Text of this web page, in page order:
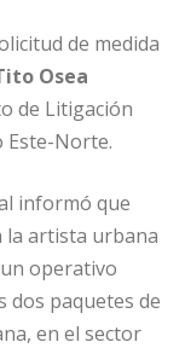
de medida
Osea
de Litigación
Este-Norte.
informó que
la artista urbana
operativo
dos paquetes de
en el sector